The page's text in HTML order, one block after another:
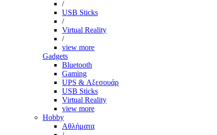
/
USB Sticks
/
Virtual Reality
/
view more
Gadgets
Bluetooth
Gaming
UPS & Αξεσουάρ
USB Sticks
Virtual Reality
view more
Hobby
Αθλήματα